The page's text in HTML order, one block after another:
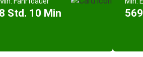
Std. 10 Min